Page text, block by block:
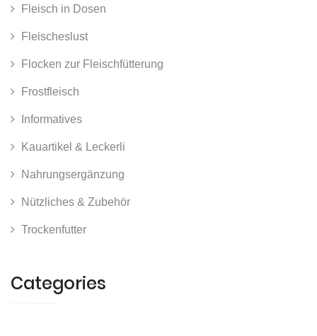
Fleisch in Dosen
Fleischeslust
Flocken zur Fleischfütterung
Frostfleisch
Informatives
Kauartikel & Leckerli
Nahrungsergänzung
Nützliches & Zubehör
Trockenfutter
Categories